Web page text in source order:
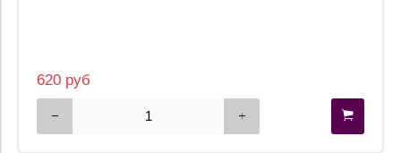
620 руб